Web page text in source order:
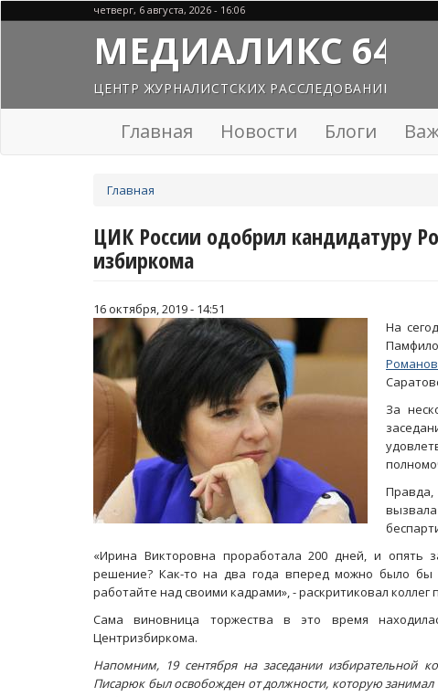
четверг, 6 августа, 2026 - 16:06
МЕДИАЛИКС 64
ЦЕНТР ЖУРНАЛИСТСКИХ РАССЛЕДОВАНИЙ
Главная Новости Блоги
здесь
Главная
ЦИК России одобрил кандидатуру
избиркома
16 октября, 2019 - 14:51
На
За
«Ирина Викторовна проработала 200 дней, и опять
решение? Как-то на два года вперед можно было бы
работайте над своими кадрами», - раскритиковал
Сама виновница торжества в это время
Центризбиркома.
Напомним, 19 сентября на заседании избирательной
Писарюк был освобожден от должности, которую занимал